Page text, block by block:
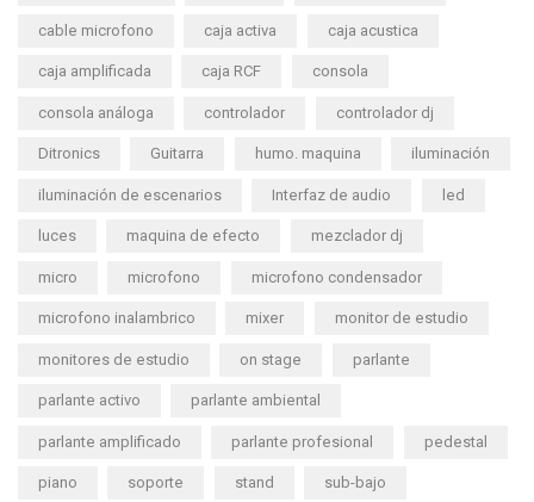
cable microfono caja activa caja acustica
caja amplificada caja RCF consola
consola análoga controlador controlador dj
Ditronics Guitarra humo. maquina iluminación
iluminación de escenarios Interfaz de audio led
luces maquina de efecto mezclador dj
micro microfono microfono condensador
microfono inalambrico mixer monitor de estudio
monitores de estudio on stage parlante
parlante activo parlante ambiental
parlante amplificado parlante profesional pedestal
piano soporte stand sub-bajo